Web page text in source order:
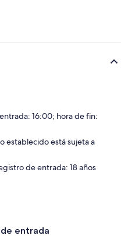
16:00; hora de fin:
establecido está sujeta a
de entrada: 18 años
entrada